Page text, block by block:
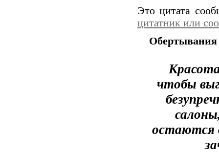
Это цитата
цитатник или
чтобы
остаются